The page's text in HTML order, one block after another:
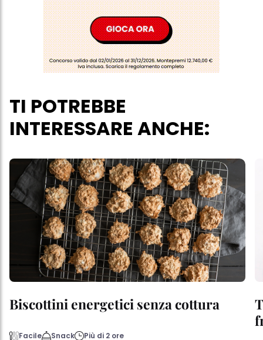
TI POTREBBE
INTERESSARE ANCHE:
Biscottini energetici senza cottura
Facile Snack Più di 2 ore
acconsenti all'uso dei cookie e al trattamento dei tuoi dati
personali per tutte le finalità sopra indicate. Se fai clic su "Rifiuta",
verranno utilizzati solo i cookie tecnicamente necessari per fornirti
questo sito web.